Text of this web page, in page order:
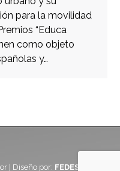
para la movilidad
“Educa
como objeto
y…
| Diseño por: FEDESOFT